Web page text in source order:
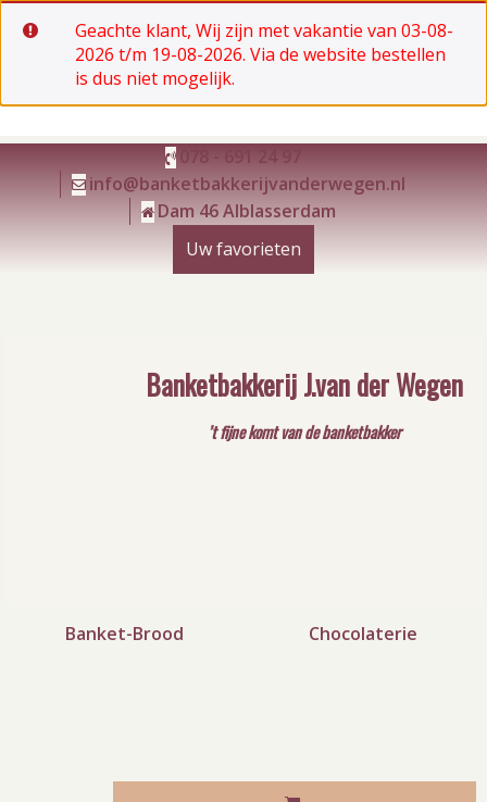
Geachte klant, Wij zijn met vakantie van 03-08-
2026 t/m 19-08-2026. Via de website bestellen
is dus niet mogelijk.
Ga
078 - 691 24 97
info@banketbakkerijvanderwegen.nl
Dam 46 Alblasserdam
Uw favorieten
Banketbakkerij J.van der Wegen
’t fijne komt van de banketbakker
Banket-Brood Chocolaterie